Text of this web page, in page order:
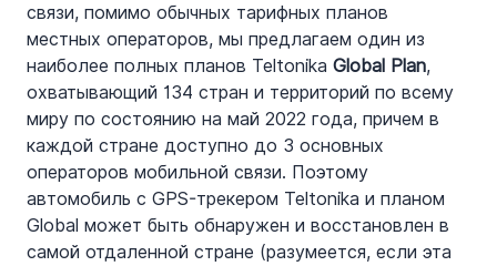
связи, помимо обычных тарифных планов
местных операторов, мы предлагаем один из
наиболее полных планов Teltonika Global Plan,
охватывающий 134 стран и территорий по всему
миру по состоянию на май 2022 года, причем в
каждой стране доступно до 3 основных
операторов мобильной связи. Поэтому
автомобиль с GPS-трекером Teltonika и планом
Global может быть обнаружен и восстановлен в
самой отдаленной стране (разумеется, если эта